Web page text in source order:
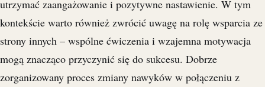
utrzymać zaangażowanie i pozytywne nastawienie. W tym
kontekście warto również zwrócić uwagę na rolę wsparcia ze
strony innych – wspólne ćwiczenia i wzajemna motywacja
mogą znacząco przyczynić się do sukcesu. Dobrze
zorganizowany proces zmiany nawyków w połączeniu z